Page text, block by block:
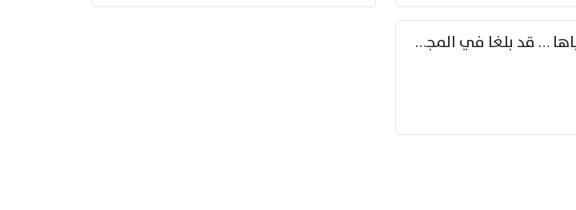
إنّ أباها وأبا أباها … قد بلغا في المجد غايتاها